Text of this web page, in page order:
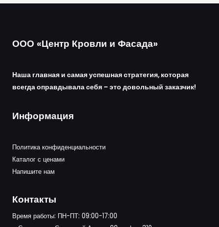
ООО «Центр Кровли и Фасада»
Наша главная и самая успешная стратегия, которая
всегда оправдывала себя – это довольный заказчик!
Информация
Политика конфиденциальности
Каталог с ценами
Напишите нам
Контакты
Время работы: ПН-ПТ: 09:00-17:00